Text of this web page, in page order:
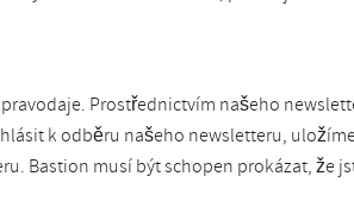
Prostřednictvím našeho
k odběru našeho newsletteru,
Bastion musí být schopen prokázat, že